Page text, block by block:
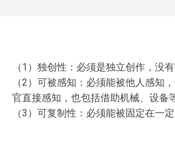
（1）独创性：必须是独立创作，没
（2）可被感知：必须能被他人感知
官直接感知，也包括借助机械、设备
（3）可复制性：必须能被固定在一